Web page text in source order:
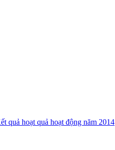
quả hoạt quả hoạt động năm 2014